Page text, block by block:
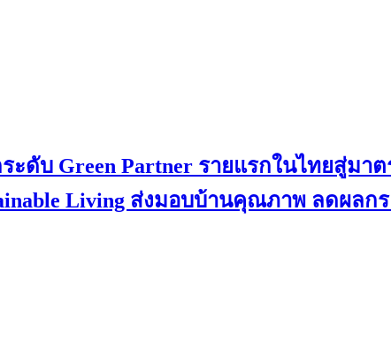
ดับ Green Partner รายแรกในไทยสู่มา
Living ส่งมอบบ้านคุณภาพ ลดผ